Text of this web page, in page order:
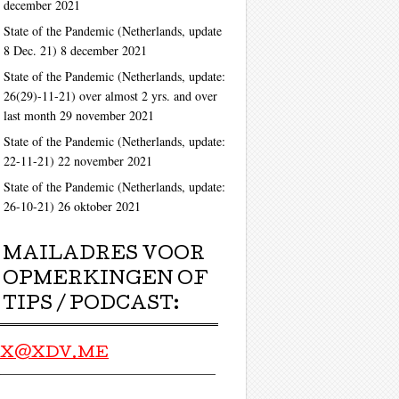
december 2021
State of the Pandemic (Netherlands, update
8 Dec. 21) 8 december 2021
State of the Pandemic (Netherlands, update:
26(29)-11-21) over almost 2 yrs. and over
last month 29 november 2021
State of the Pandemic (Netherlands, update:
22-11-21) 22 november 2021
State of the Pandemic (Netherlands, update:
26-10-21) 26 oktober 2021
MAILADRES VOOR
OPMERKINGEN OF
TIPS / PODCAST:
X@XDV.ME